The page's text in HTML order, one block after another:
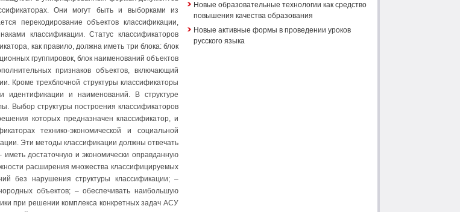
Новые образовательные технологии как средство
повышения качества образования
Новые активные формы в проведении уроков
русского языка